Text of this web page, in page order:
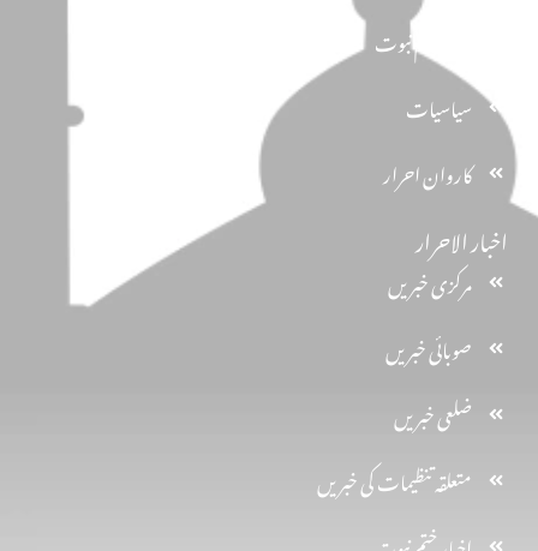
اخبار الاحرار
مرکزی خبریں
صوبائی خبریں
ضلعی خبریں
متعلقہ تنظیمات کی خبریں
تحفظ ختم نبوت
سیاسیات
کاروان احرار